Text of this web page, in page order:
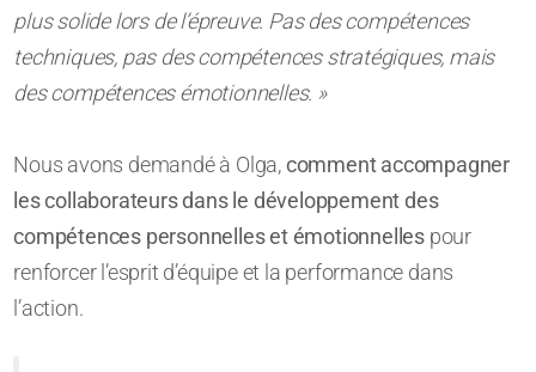
plus solide lors de l’épreuve. Pas des compétences
techniques, pas des compétences stratégiques, mais
des compétences émotionnelles. »
Nous avons demandé à Olga,comment accompagner
les collaborateurs dans le développement des
compétences personnelles et émotionnelles pour
renforcer l’esprit d’équipe et la performance dans
l’action.